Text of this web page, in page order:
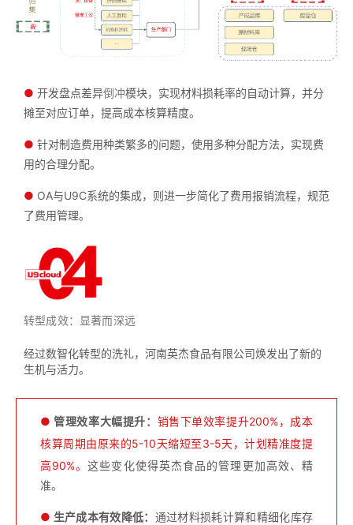
● 开发盘点差异倒冲模块，实现材料损耗率的自动计算，并分
摊至对应订单，提高成本核算精度。
● 针对制造费用种类繁多的问题，使用多种分配方法，实现费
用的合理分配。
● OA与U9C系统的集成，则进一步简化了费用报销流程，规范
了费用管理。
转型成效：显著而深远
经过数智化转型的洗礼，河南英杰食品有限公司焕发出了新的
生机与活力。
● 管理效率大幅提升： 销售下单效率提升200%，成本
核算周期由原来的5-10天缩短至3-5天，计划精准度提
高90%。这些变化使得英杰食品的管理更加高效、精
准。
● 生产成本有效降低： 通过材料损耗计算和精细化库存